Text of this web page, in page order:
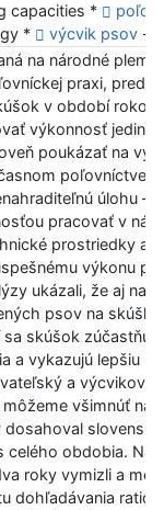
capacities *
* výcvik psov-
na národné
praxi,
v období rokov
výkonnosť
poukázať na
poľovníctve.
úlohu –
pracovať v
prostriedky a
výkonu
ukázali, že aj
psov na
skúšok
a vykazujú lepšiu
a výcvikový
všimnúť na
dosahoval
obdobia. Na
roky vymizli a
dohľadávania